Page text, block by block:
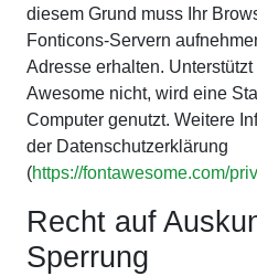
diesem Grund muss Ihr
Fonticons-Servern
Adresse erhalten.
Awesome nicht, wird eine
Computer genutzt. Weitere
der Datenschutzerklärung
(https://fontawesome.com/
Recht auf
Sperrung